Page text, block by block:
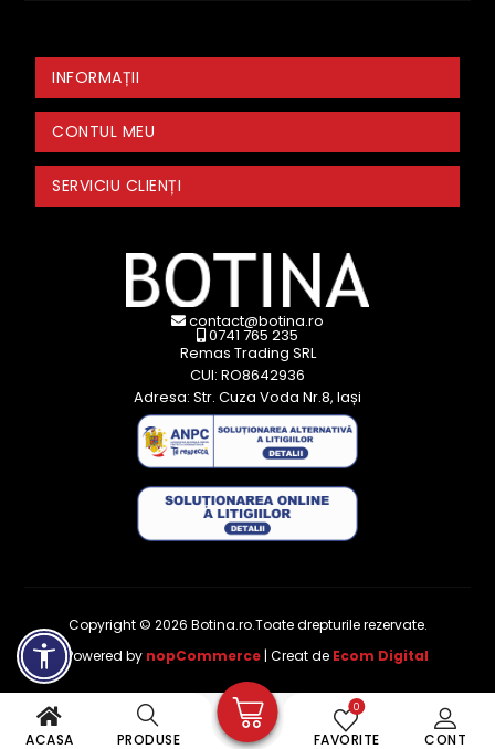
ACASA PRODUSE CONT
FAVORITE
0
INFORMAȚII
CONTUL MEU
SERVICIU CLIENȚI
contact@botina.ro
0741 765 235
Remas Trading SRL
CUI: RO8642936
Adresa: Str. Cuza Voda Nr.8, Iași
Copyright © 2026 Botina.ro.Toate drepturile rezervate.
Powered by nopCommerce | Creat de Ecom Digital